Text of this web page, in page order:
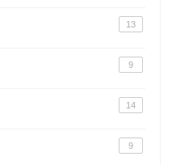
13
9
14
9